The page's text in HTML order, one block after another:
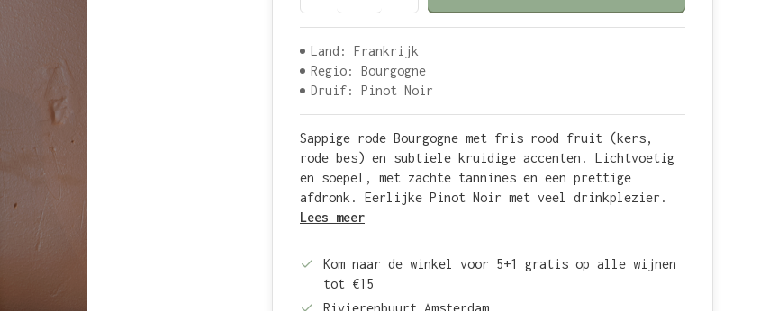
Land: Frankrijk
Regio: Bourgogne
Druif: Pinot Noir
Sappige rode Bourgogne met fris rood fruit (kers,
rode bes) en subtiele kruidige accenten. Lichtvoetig
en soepel, met zachte tannines en een prettige
afdronk. Eerlijke Pinot Noir met veel drinkplezier.
Lees meer
Kom naar de winkel voor 5+1 gratis op alle wijnen
tot €15
Rivierenbuurt Amsterdam